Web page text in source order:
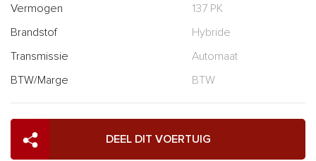
Vermogen
137 PK
Brandstof
Hybride
Transmissie
Automaat
BTW/Marge
BTW
DEEL DIT VOERTUIG